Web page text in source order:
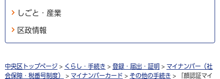
しごと・産業
区政情報
中央区トップページ > くらし・手続き > 登録・届出・証明 > マイナンバー（社
会保障・税番号制度）
> マイナンバーカード > その他の手続き > 「顔認証マイ